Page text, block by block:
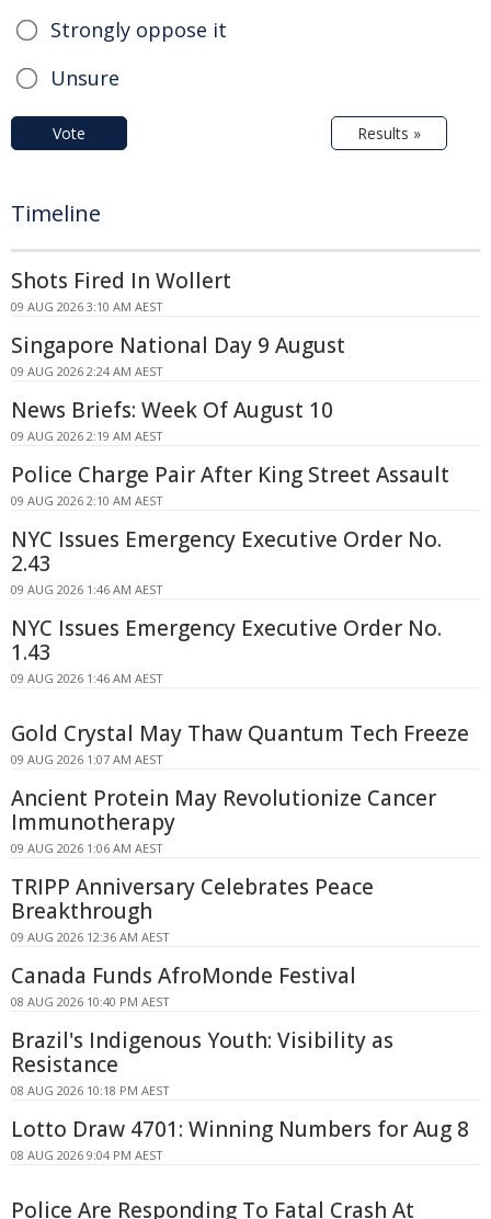
Strongly oppose it
Unsure
Vote Results »
Timeline
Shots Fired In Wollert
09 AUG 2026 3:10 AM AEST
Singapore National Day 9 August
09 AUG 2026 2:24 AM AEST
News Briefs: Week Of August 10
09 AUG 2026 2:19 AM AEST
Police Charge Pair After King Street Assault
09 AUG 2026 2:10 AM AEST
NYC Issues Emergency Executive Order No.
2.43
09 AUG 2026 1:46 AM AEST
NYC Issues Emergency Executive Order No.
1.43
09 AUG 2026 1:46 AM AEST
Gold Crystal May Thaw Quantum Tech Freeze
09 AUG 2026 1:07 AM AEST
Ancient Protein May Revolutionize Cancer
Immunotherapy
09 AUG 2026 1:06 AM AEST
TRIPP Anniversary Celebrates Peace
Breakthrough
09 AUG 2026 12:36 AM AEST
Canada Funds AfroMonde Festival
08 AUG 2026 10:40 PM AEST
Brazil's Indigenous Youth: Visibility as
Resistance
08 AUG 2026 10:18 PM AEST
Lotto Draw 4701: Winning Numbers for Aug 8
08 AUG 2026 9:04 PM AEST
Police Are Responding To Fatal Crash At